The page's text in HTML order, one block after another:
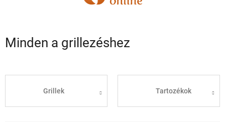
Minden a grillezéshez
Grillek Tartozékok